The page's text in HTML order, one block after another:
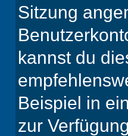
Sitzung
kannst du
Beispiel in
zur